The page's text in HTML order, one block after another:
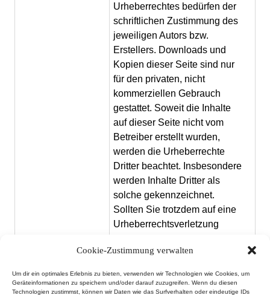
Cookie-Zustimmung verwalten
Um dir ein optimales Erlebnis zu bieten, verwenden wir Technologien wie Cookies, um
Geräteinformationen zu speichern und/oder darauf zuzugreifen. Wenn du diesen
Technologien zustimmst, können wir Daten wie das Surfverhalten oder eindeutige IDs
Urheberrechtes bedürfen der
schriftlichen Zustimmung des
jeweiligen Autors bzw.
Erstellers. Downloads und
Kopien dieser Seite sind nur
für den privaten, nicht
kommerziellen Gebrauch
gestattet. Soweit die Inhalte
auf dieser Seite nicht vom
Betreiber erstellt wurden,
werden die Urheberrechte
Dritter beachtet. Insbesondere
werden Inhalte Dritter als
solche gekennzeichnet.
Sollten Sie trotzdem auf eine
Urheberrechtsverletzung
um einen entsprechenden
von Rechtsverletzungen